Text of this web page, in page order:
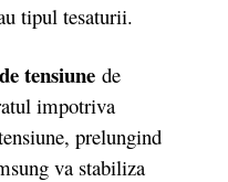
tipul tesaturii.
tensiune de
impotriva
prelungind
va stabiliza